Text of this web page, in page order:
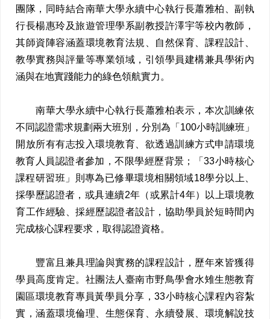
團隊，同時結合南華大學永續中心執行長蕭雅柏、副執
行長楊惠玲及旅遊管理學系副教授許澤宇等校內教師，
其師資陣容涵蓋環境教育法規、自然保育、課程設計、
教學實務與評量等專業領域，引領學員建構兼具學術內
涵與在地實踐能力的綠色領航實力。
南華大學永續中心執行長蕭雅柏表示，本次訓練依
不同認證需求規劃兩大班別，分別為「100小時訓練班」
開放所有有志投入環境教育、欲透過訓練方式申請環境
教育人員認證者參加，不限學經歷背景；「33小時核心
課程研習班」則專為已修畢環境相關領域18學分以上、
採學歷認證者，或具連續2年（或累計4年）以上環境教
育工作經驗、採經歷認證者設計，協助學員於短時間內
完成核心課程要求，取得認證資格。
豐富且兼具理論與實務的課程設計，歷年來皆獲得
學員高度肯定。社團法人臺南市野鳥學會水雉生態教育
園區環境教育專員黃學員分享，33小時核心課程內容紮
實，涵蓋環境倫理、生態保育、永續發展、環境解說技